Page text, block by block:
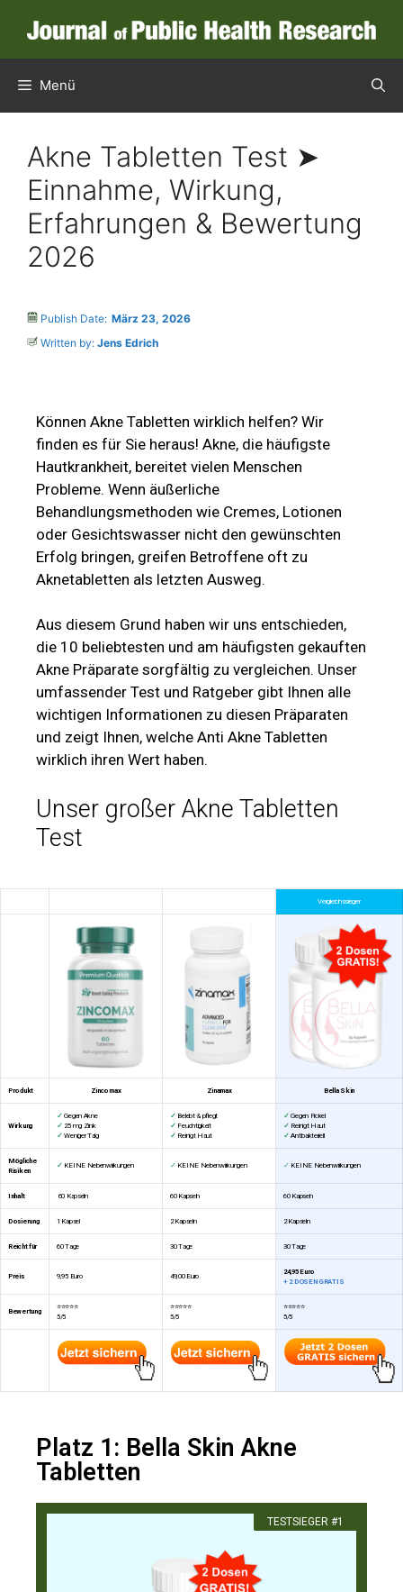
Menü
Akne Tabletten Test ➤
Einnahme, Wirkung,
Erfahrungen & Bewertung
2026
Publish Date: März 23, 2026
Written by: Jens Edrich
Können Akne Tabletten wirklich helfen? Wir
finden es für Sie heraus! Akne, die häufigste
Hautkrankheit, bereitet vielen Menschen
Probleme. Wenn äußerliche
Behandlungsmethoden wie Cremes, Lotionen
oder Gesichtswasser nicht den gewünschten
Erfolg bringen, greifen Betroffene oft zu
Aknetabletten als letzten Ausweg.
Aus diesem Grund haben wir uns entschieden,
die 10 beliebtesten und am häufigsten gekauften
Akne Präparate sorgfältig zu vergleichen. Unser
umfassender Test und Ratgeber gibt Ihnen alle
wichtigen Informationen zu diesen Präparaten
und zeigt Ihnen, welche Anti Akne Tabletten
wirklich ihren Wert haben.
Unser großer Akne Tabletten
Test
Vergleichssieger
Produkt Zincomax Zinamax Bella Skin
Wirkung
✓ Gegen Akne
✓ 25 mg Zink
✓Weniger Talg
✓ Belebt & pflegt
✓ Feuchtigkeit
✓ Reinigt Haut
✓ Gegen Pickel
✓ Reinigt Haut
✓ Antibakteriell
Mögliche
Risiken
✓ KEINE Nebenwirkungen ✓ KEINE Nebenwirkungen ✓ KEINE Nebenwirkungen
Inhalt 60 Kapseln 60 Kapseln 60 Kapseln
Dosierung 1 Kapsel 2 Kapseln 2 Kapseln
Reicht für 60 Tage 30 Tage 30 Tage
Preis 9,95 Euro 49,00 Euro
24,95 Euro
+ 2 DOSEN GRATIS
Bewertung
⭐⭐⭐⭐⭐
5/5
⭐⭐⭐⭐⭐
5/5
⭐⭐⭐⭐⭐
5/5
Platz 1: Bella Skin Akne
Tabletten
​TESTSIEGER #1